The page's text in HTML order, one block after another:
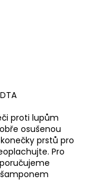
proti lupům
osušenou
prstů pro
Pro